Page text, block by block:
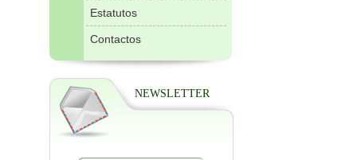
Estatutos
Contactos
NEWSLETTER